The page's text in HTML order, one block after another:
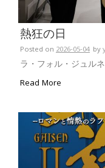
熱狂の日
Posted on 2026-05-04 by
ラ・フォル・ジュル
Read More